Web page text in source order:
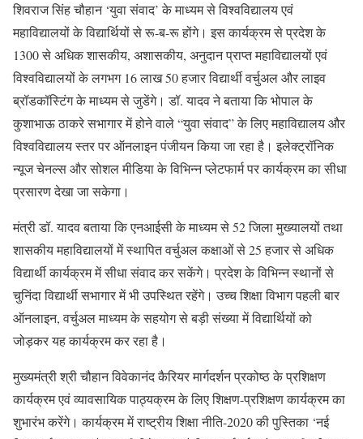
शिवराज सिंह चौहान ‘युवा संवाद’ के माध्यम से विश्वविद्यालय एवं
महाविद्यालयों के विद्यार्थियों से रू-ब-रू होंगे। इस कार्यक्रम से प्रदेश के
1300 से अधिक शासकीय, अशासकीय, अनुदान प्राप्त महाविद्यालयों एवं
विश्वविद्यालयों के लगभग 16 लाख 50 हजार विद्यार्थी वर्चुअल और लाइव
ब्रॉडकॉस्टिंग के माध्यम से जुडेंगे। डॉ. यादव ने बताया कि भोपाल के
कुशाभाऊ ठाकरे सभागार में होने वाले “युवा संवाद” के लिए महाविद्यालय और
विश्वविद्यालय स्तर पर ऑनलाइन पंजीयन किया जा रहा है। इलेक्ट्रॉनिक
न्यूज चेनल्स और सोशल मीडिया के विभिन्न प्लेटफार्म पर कार्यक्रम का सीधा
प्रसारण देखा जा सकेगा।
मंत्री डॉ. यादव बताया कि एनआईसी के माध्यम से 52 जिला मुख्यालयों तथा
शासकीय महाविद्यालयों में स्थापित वर्चुअल कक्षाओं से 25 हजार से अधिक
विद्यार्थी कार्यक्रम में सीधा संवाद कर सकेंगे। प्रदेश के विभिन्न स्थानों से
चुनिंदा विद्यार्थी सभागार में भी उपस्थित रहेंगे। उच्च शिक्षा विभाग पहली बार
ऑनलाइन, वर्चुअल माध्यम के सहयोग से बड़ी संख्या में विद्यार्थियों को
जोड़कर यह कार्यक्रम कर रहा है।
मुख्यमंत्री श्री चौहान विवेकानंद कैरियर मार्गदर्शन प्रकोष्ठ के प्रशिक्षण
कार्यक्रम एवं व्यावसायिक पाठ्यक्रम के लिए शिक्षण-प्रशिक्षण कार्यक्रम का
शुभारंभ करेंगे। कार्यक्रम में राष्ट्रीय शिक्षा नीति-2020 की पुस्तिका ‘नई